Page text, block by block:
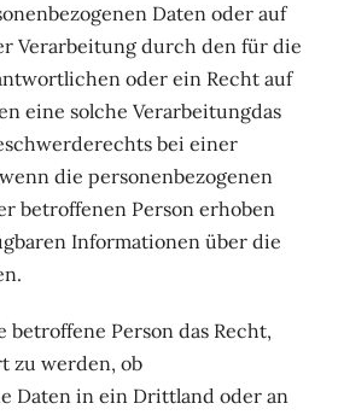
Daten oder auf
Verarbeitung durch den für die
oder ein Recht auf
eine solche Verarbeitungdas
bei einer
die personenbezogenen
betroffenen Person erhoben
Informationen über die
betroffene Person das Recht,
zu werden, ob
Daten in ein Drittland oder an